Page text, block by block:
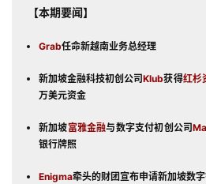
【本期要闻】
Grab任命新越南业务总经理
新加坡金融科技初创公司Klub获得红杉
万美元资金
新加坡富雅金融与数字支付初创公司
银行牌照
Enigma牵头的财团宣布申请新加坡数